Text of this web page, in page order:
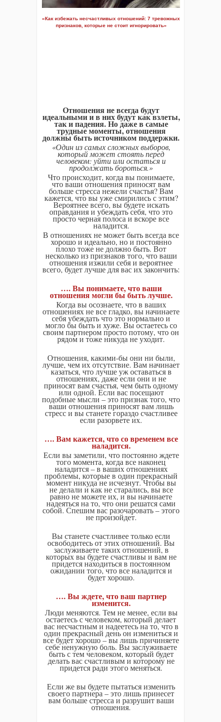
«Как избежать несчастливых отношений: 7 тревожных
признаков, которые не стоит игнорировать»
Отношения не всегда будут
идеальными и в них будут как взлеты,
так и падения. Но даже в самые
трудные моменты, отношения
должны быть источником поддержки.
«Один из самых сложных выборов,
который может стоять перед
человеком: уйти или остаться и
продолжать бороться.»
Что происходит, когда вы понимаете,
что ваши отношения приносят вам
больше стресса нежели счастья? Вам
кажется, что вы уже смирились с этим?
Вероятнее всего, вы будете искать
оправдания и убеждать себя, что это
просто черная полоса и вскоре все
наладится.
В отношениях не может быть всегда все
хорошо и идеально, но и постоянно
плохо тоже не должно быть. Вот
несколько из признаков того, что ваши
отношения изжили себя и вероятнее
всего, будет лучше для вас их закончить:
…. Вы понимаете, что ваши
отношения могли бы быть лучше.
Когда вы осознаете, что в ваших
отношениях не все гладко, вы начинаете
себя убеждать что это нормально и
могло бы быть и хуже. Вы остаетесь со
своим партнером просто потому, что он
рядом и тоже никуда не уходит.
Отношения, какими-бы они ни были,
лучше, чем их отсутствие. Вам начинает
казаться, что лучше уж оставаться в
отношениях, даже если они и не
приносят вам счастья, чем быть одному
или одной. Если вас посещают
подобные мысли – это признак того, что
ваши отношения приносят вам лишь
стресс и вы станете гораздо счастливее
если разорвете их.
…. Вам кажется, что со временем все
наладится.
Если вы заметили, что постоянно ждете
того момента, когда все наконец
наладится – в ваших отношениях
проблемы, которые в один прекрасный
момент никуда не исчезнут. Чтобы вы
не делали и как не старались, вы все
равно не можете их, и вы начинаете
надеяться на то, что они решатся сами
собой. Спешим вас разочаровать – этого
не произойдет.
Вы станете счастливее только если
освободитесь от этих отношений. Вы
заслуживаете таких отношений, в
которых вы будете счастливы и вам не
придется находиться в постоянном
ожидании того, что все наладится и
будет хорошо.
…. Вы ждете, что ваш партнер
изменится.
Люди меняются. Тем не менее, если вы
остаетесь с человеком, который делает
вас несчастным и надеетесь на то, что в
один прекрасный день он измениться и
все будет хорошо – вы лишь причиняете
себе ненужную боль. Вы заслуживаете
быть с тем человеком, который будет
делать вас счастливым и которому не
придется ради этого меняться.
Если же вы будете пытаться изменить
своего партнера – это лишь принесет
вам больше стресса и разрушит ваши
отношения.